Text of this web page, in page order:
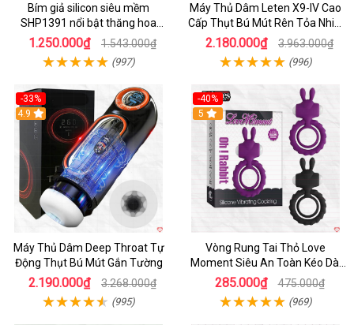
Bím giả silicon siêu mềm
SHP1391 nổi bật thăng hoa
hoàn hảo
1.250.000₫ 1.543.000₫
(997)
Máy Thủ Dâm Leten X9-IV Cao
Cấp Thụt Bú Mút Rên Tỏa Nhiệt
Sạc Pin
2.180.000₫ 3.963.000₫
(996)
-33%
Hot
4.9
Máy Thủ Dâm Deep Throat Tự
Động Thụt Bú Mút Gắn Tường
2.190.000₫ 3.268.000₫
(995)
-40%
5
Vòng Rung Tai Thỏ Love
Moment Siêu An Toàn Kéo Dài
Thời Gian
285.000₫ 475.000₫
(969)